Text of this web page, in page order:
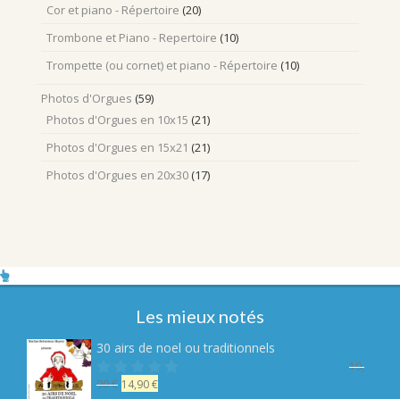
Cor et piano - Répertoire (20)
Trombone et Piano - Repertoire (10)
Trompette (ou cornet) et piano - Répertoire (10)
Photos d'Orgues (59)
Photos d'Orgues en 10x15 (21)
Photos d'Orgues en 15x21 (21)
Photos d'Orgues en 20x30 (17)
Les mieux notés
30 airs de noel ou traditionnels
19,
90€ Le
14,90€Le